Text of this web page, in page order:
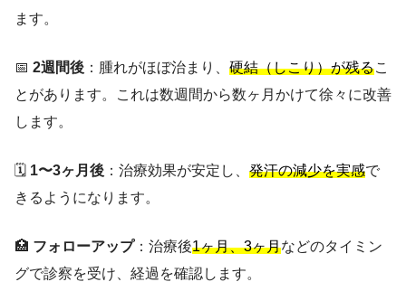
ます。
📅 2週間後 ：腫れがほぼ治まり、 硬結（しこり）が残るこ
とがあります。これは数週間から数ヶ月かけて徐々に改善
します。
🗓️ 1〜3ヶ月後 ：治療効果が安定し、 発汗の減少を実感で
きるようになります。
🏥 フォローアップ：治療後1ヶ月、3ヶ月などのタイミン
グで診察を受け、経過を確認します。